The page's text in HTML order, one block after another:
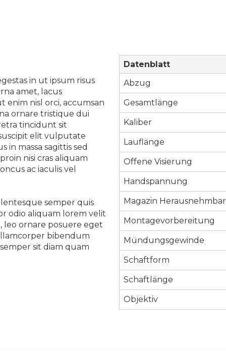
in ut ipsum risus
amet, lacus
nisl orci, accumsan
ornare tristique dui
tincidunt sit
elit vulputate
massa sagittis sed
nisi cras aliquam
ac iaculis vel
semper quis
odio aliquam lorem velit
leo ornare posuere eget
bibendum
sit diam quam
Datenblatt
Abzug
Gesamtlänge
Kaliber
Lauflänge
Offene Visierung
Handspannung
Magazin Herausnehmbar
Montagevorbereitung
Mündungsgewinde
Schaftform
Schaftlänge
Objektiv